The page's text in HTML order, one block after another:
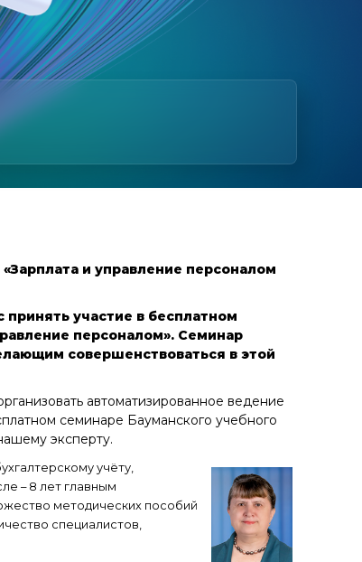
и управление персоналом
участие в бесплатном
персоналом». Семинар
совершенствоваться в этой
автоматизированное ведение
семинаре Бауманского учебного
эксперту.
учёту,
– 8 лет главным
методических пособий
специалистов,